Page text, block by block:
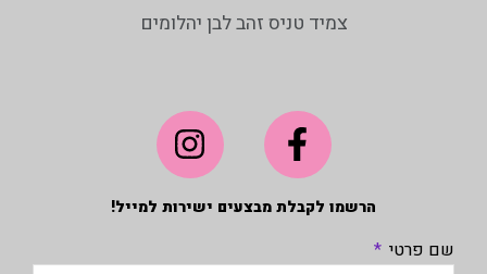
הרשמו לקבלת מבצעים ישירות למייל!
שם פרטי
צמיד טניס זהב לבן יהלומים